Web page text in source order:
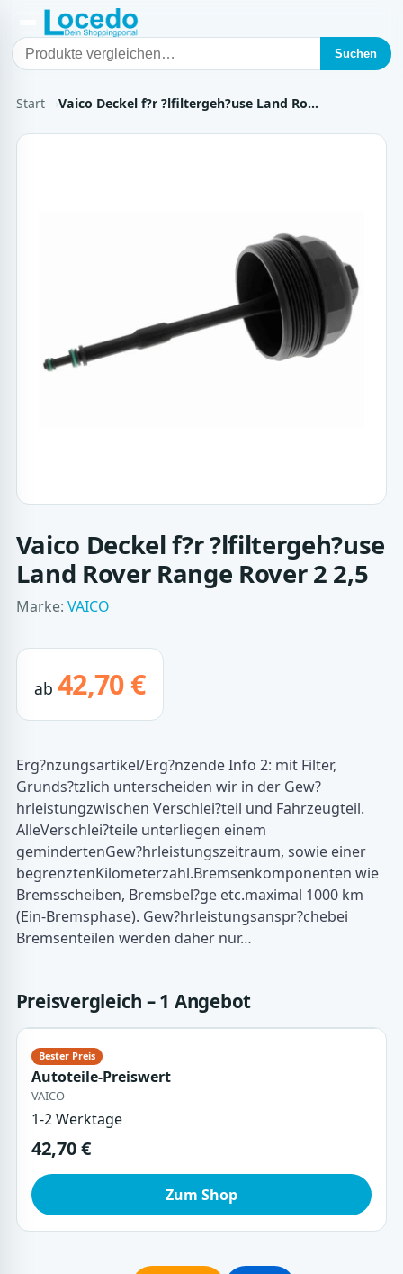
Suchen
Start Vaico Deckel f?r ?lfiltergeh?use Land Ro…
Vaico Deckel f?r ?lfiltergeh?use
Land Rover Range Rover 2 2,5
Marke: VAICO
ab 42,70 €
Erg?nzungsartikel/Erg?nzende Info 2: mit Filter,
Grunds?tzlich unterscheiden wir in der Gew?
hrleistungzwischen Verschlei?teil und Fahrzeugteil.
AlleVerschlei?teile unterliegen einem
gemindertenGew?hrleistungszeitraum, sowie einer
begrenztenKilometerzahl.Bremsenkomponenten wie
Bremsscheiben, Bremsbel?ge etc.maximal 1000 km
(Ein-Bremsphase). Gew?hrleistungsanspr?chebei
Bremsenteilen werden daher nur…
Preisvergleich – 1 Angebot
Autoteile-Preiswert
VAICO
1-2 Werktage
42,70 €
Zum Shop